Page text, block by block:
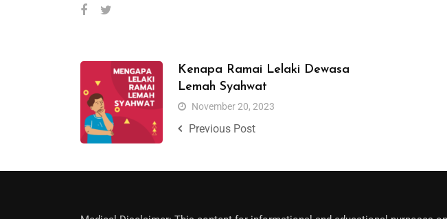
Kenapa Ramai Lelaki Dewasa
Lemah Syahwat
November 20, 2023
Previous Post